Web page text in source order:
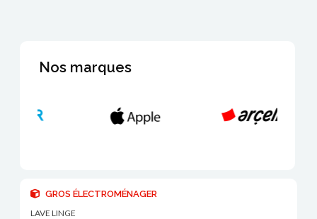
Nos marques
GROS ÉLECTROMÉNAGER
LAVE LINGE